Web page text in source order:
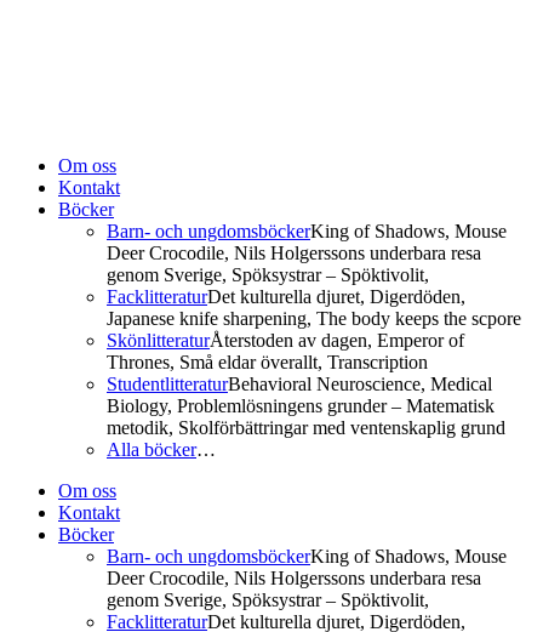
Om oss
Kontakt
Böcker
Barn- och ungdomsböckerKing of Shadows, Mouse
Deer Crocodile, Nils Holgerssons underbara resa
genom Sverige, Spöksystrar – Spöktivolit,
FacklitteraturDet kulturella djuret, Digerdöden,
Japanese knife sharpening, The body keeps the scpore
SkönlitteraturÅterstoden av dagen, Emperor of
Thrones, Små eldar överallt, Transcription
StudentlitteraturBehavioral Neuroscience, Medical
Biology, Problemlösningens grunder – Matematisk
metodik, Skolförbättringar med ventenskaplig grund
Alla böcker…
Om oss
Kontakt
Böcker
Barn- och ungdomsböckerKing of Shadows, Mouse
Deer Crocodile, Nils Holgerssons underbara resa
genom Sverige, Spöksystrar – Spöktivolit,
FacklitteraturDet kulturella djuret, Digerdöden,